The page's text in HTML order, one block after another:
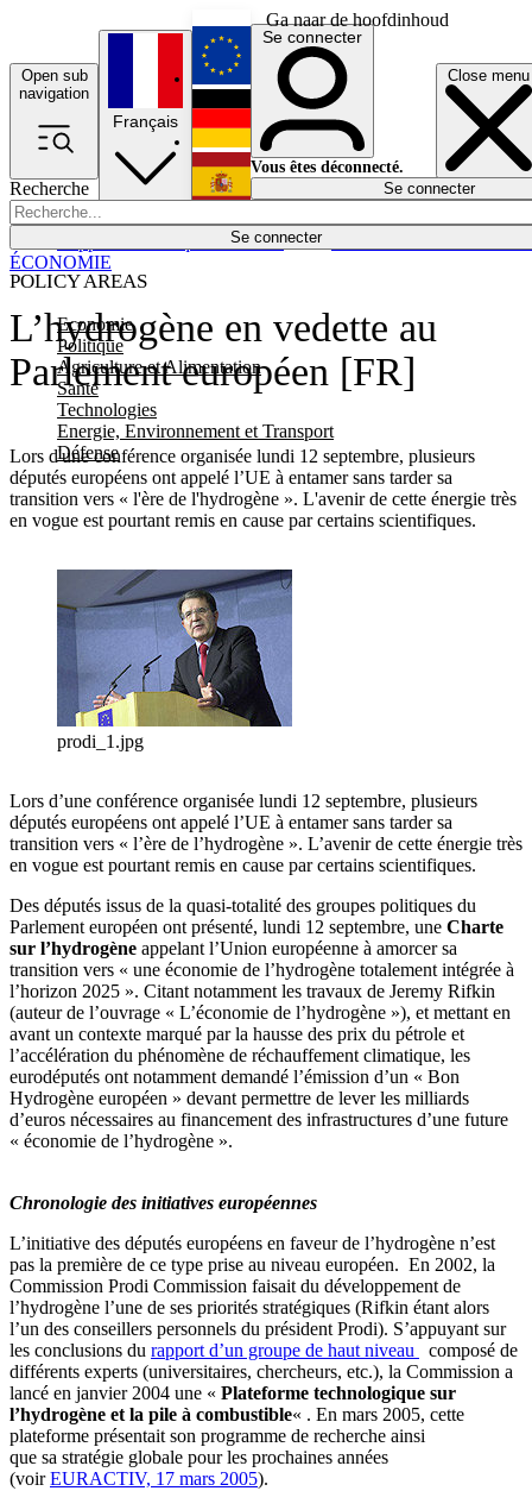
Ga naar de hoofdinhoud
Open sub
navigation
Close menu
Recherche
Se connecter
POLICY AREAS
Economie
Politique
Agriculture et Alimentation
Santé
Technologies
Energie, Environnement et Transport
Défense
Économie
Français
English
Deutsch
Español
Se connecter
Vous êtes déconnecté.
Se connecter
L’hydrogène en vedette au
Parlement européen [FR]
Lors d'une conférence organisée lundi 12 septembre, plusieurs
députés européens ont appelé l’UE à entamer sans tarder sa
transition vers « l'ère de l'hydrogène ». L'avenir de cette énergie très
en vogue est pourtant remis en cause par certains scientifiques.
ÉCONOMIE
prodi_1.jpg
Lors d’une conférence organisée lundi 12 septembre, plusieurs
députés européens ont appelé l’UE à entamer sans tarder sa
transition vers « l’ère de l’hydrogène ». L’avenir de cette énergie très
en vogue est pourtant remis en cause par certains scientifiques.
Des députés issus de la quasi-totalité des groupes politiques du
Parlement européen ont présenté, lundi 12 septembre, une Charte
sur l’hydrogène appelant l’Union européenne à amorcer sa
transition vers « une économie de l’hydrogène totalement intégrée à
l’horizon 2025 ». Citant notamment les travaux de Jeremy Rifkin
(auteur de l’ouvrage « L’économie de l’hydrogène »), et mettant en
avant un contexte marqué par la hausse des prix du pétrole et
l’accélération du phénomène de réchauffement climatique, les
eurodéputés ont notamment demandé l’émission d’un « Bon
Hydrogène européen » devant permettre de lever les milliards
d’euros nécessaires au financement des infrastructures d’une future
« économie de l’hydrogène ».
Chronologie des initiatives européennes
L’initiative des députés européens en faveur de l’hydrogène n’est
pas la première de ce type prise au niveau européen. En 2002, la
Commission Prodi Commission faisait du développement de
l’hydrogène l’une de ses priorités stratégiques (Rifkin étant alors
l’un des conseillers personnels du président Prodi). S’appuyant sur
les conclusions du rapport d’un groupe de haut niveau
composé de
différents experts (universitaires, chercheurs, etc.), la Commission a
lancé en janvier 2004 une « Plateforme technologique sur
l’hydrogène et la pile à combustible« . En mars 2005, cette
plateforme présentait son programme de recherche ainsi
que sa stratégie globale pour les prochaines années
(voirEURACTIV, 17 mars 2005).